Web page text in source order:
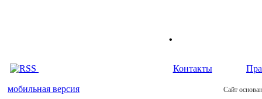
.
Контакты
мобильная версия Сайт